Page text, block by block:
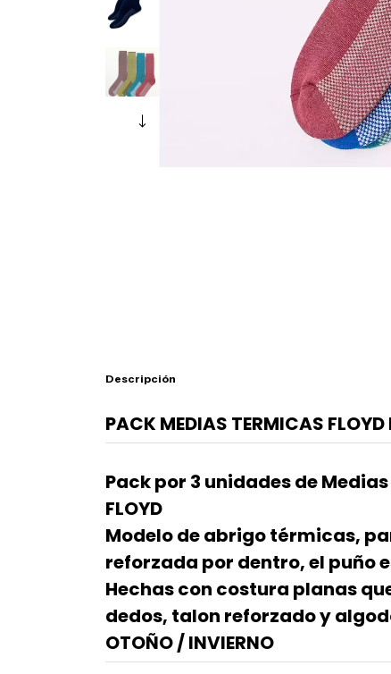
Descripción
PACK MEDIAS TERMICAS FLOYD
Pack por 3 unidades de Medias
FLOYD
Modelo de abrigo térmicas,
reforzada por dentro, el puño
Hechas con costura planas
dedos, talon reforzado y
OTOÑO / INVIERNO